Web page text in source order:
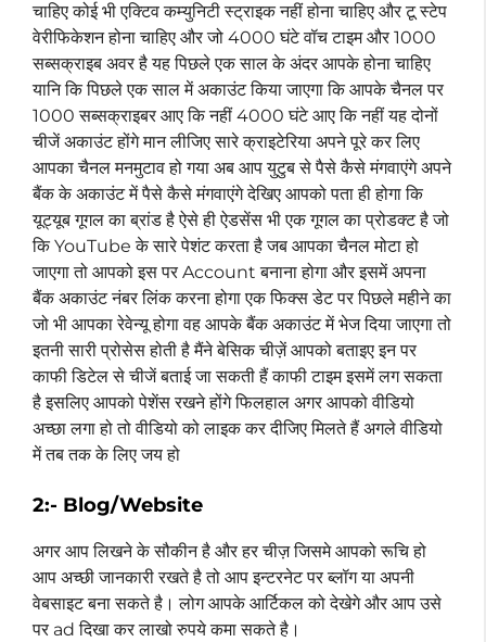
चाहिए कोई भी एक्टिव कम्युनिटी स्ट्राइक नहीं होना चाहिए और टू स्टेप
वेरीफिकेशन होना चाहिए और जो 4000 घंटे वॉच टाइम और 1000
सब्सक्राइब अवर है यह पिछले एक साल के अंदर आपके होना चाहिए
यानि कि पिछले एक साल में अकाउंट किया जाएगा कि आपके चैनल पर
1000 सब्सक्राइबर आए कि नहीं 4000 घंटे आए कि नहीं यह दोनों
चीजें अकाउंट होंगे मान लीजिए सारे क्राइटेरिया अपने पूरे कर लिए
आपका चैनल मनमुटाव हो गया अब आप युटुब से पैसे कैसे मंगवाएंगे अपने
बैंक के अकाउंट में पैसे कैसे मंगवाएंगे देखिए आपको पता ही होगा कि
यूट्यूब गूगल का ब्रांड है ऐसे ही ऐडसेंस भी एक गूगल का प्रोडक्ट है जो
कि YouTube के सारे पेशंट करता है जब आपका चैनल मोटा हो
जाएगा तो आपको इस पर Account बनाना होगा और इसमें अपना
बैंक अकाउंट नंबर लिंक करना होगा एक फिक्स डेट पर पिछले महीने का
जो भी आपका रेवेन्यू होगा वह आपके बैंक अकाउंट में भेज दिया जाएगा तो
इतनी सारी प्रोसेस होती है मैंने बेसिक चीज़ें आपको बताइए इन पर
काफी डिटेल से चीजें बताई जा सकती हैं काफी टाइम इसमें लग सकता
है इसलिए आपको पेशेंस रखने होंगे फिलहाल अगर आपको वीडियो
अच्छा लगा हो तो वीडियो को लाइक कर दीजिए मिलते हैं अगले वीडियो
में तब तक के लिए जय हो
2:- Blog/Website
अगर आप लिखने के सौकीन है और हर चीज़ जिसमे आपको रूचि हो
आप अच्छी जानकारी रखते है तो आप इन्टरनेट पर ब्लॉग या अपनी
वेबसाइट बना सकते है। लोग आपके आर्टिकल को देखेगे और आप उसे
पर ad दिखा कर लाखो रुपये कमा सकते है।